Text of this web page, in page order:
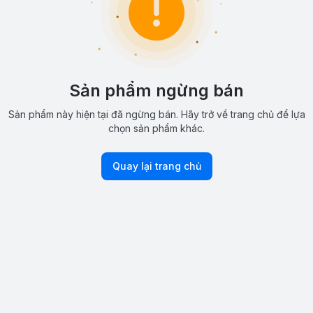
Sản phẩm ngừng bán
Sản phẩm này hiện tại đã ngừng bán. Hãy trở về trang chủ để lựa
chọn sản phẩm khác.
Quay lại trang chủ